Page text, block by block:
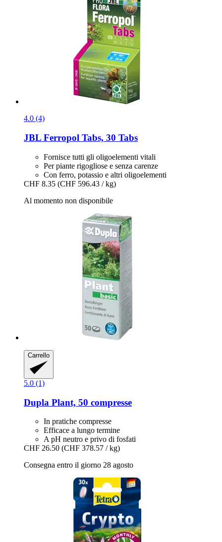
4.0 (4)
JBL Ferropol Tabs, 30 Tabs
Fornisce tutti gli oligoelementi vitali
Per piante rigogliose e senza carenze
Con ferro, potassio e altri oligoelementi
CHF 8.35 (CHF 596.43 / kg)
Al momento non disponibile
Carrello
5.0 (1)
Dupla Plant, 50 compresse
In pratiche compresse
Efficace a lungo termine
A pH neutro e privo di fosfati
CHF 26.50 (CHF 378.57 / kg)
Consegna entro il giorno 28 agosto